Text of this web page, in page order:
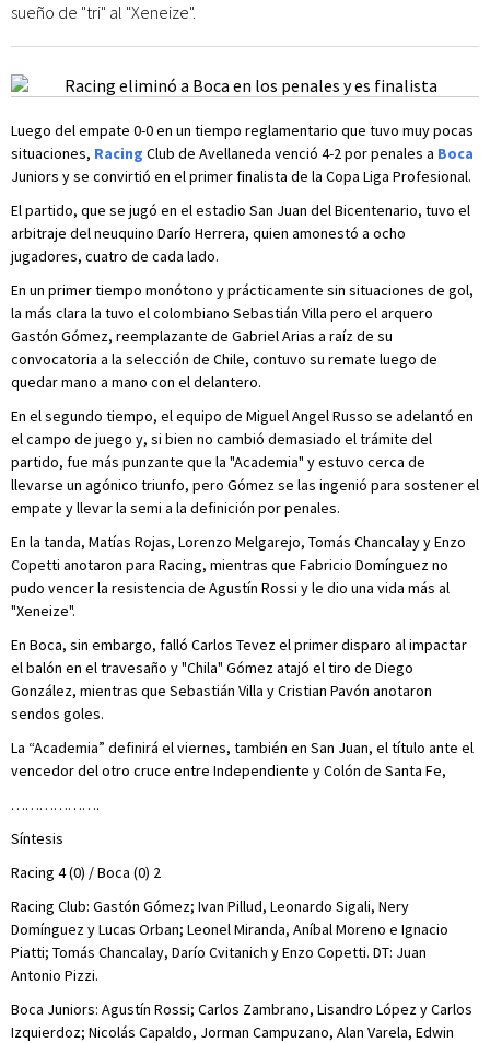
sueño de "tri" al "Xeneize".
Luego del empate 0-0 en un tiempo reglamentario que tuvo muy pocas
situaciones, Racing Club de Avellaneda venció 4-2 por penales a Boca
Juniors y se convirtió en el primer finalista de la Copa Liga Profesional.
El partido, que se jugó en el estadio San Juan del Bicentenario, tuvo el
arbitraje del neuquino Darío Herrera, quien amonestó a ocho
jugadores, cuatro de cada lado.
En un primer tiempo monótono y prácticamente sin situaciones de gol,
la más clara la tuvo el colombiano Sebastián Villa pero el arquero
Gastón Gómez, reemplazante de Gabriel Arias a raíz de su
convocatoria a la selección de Chile, contuvo su remate luego de
quedar mano a mano con el delantero.
En el segundo tiempo, el equipo de Miguel Angel Russo se adelantó en
el campo de juego y, si bien no cambió demasiado el trámite del
partido, fue más punzante que la "Academia" y estuvo cerca de
llevarse un agónico triunfo, pero Gómez se las ingenió para sostener el
empate y llevar la semi a la definición por penales.
En la tanda, Matías Rojas, Lorenzo Melgarejo, Tomás Chancalay y Enzo
Copetti anotaron para Racing, mientras que Fabricio Domínguez no
pudo vencer la resistencia de Agustín Rossi y le dio una vida más al
"Xeneize".
En Boca, sin embargo, falló Carlos Tevez el primer disparo al impactar
el balón en el travesaño y "Chila" Gómez atajó el tiro de Diego
González, mientras que Sebastián Villa y Cristian Pavón anotaron
sendos goles.
La “Academia” definirá el viernes, también en San Juan, el título ante el
vencedor del otro cruce entre Independiente y Colón de Santa Fe,
……………….
Síntesis
Racing 4 (0) / Boca (0) 2
Racing Club: Gastón Gómez; Ivan Pillud, Leonardo Sigali, Nery
Domínguez y Lucas Orban; Leonel Miranda, Aníbal Moreno e Ignacio
Piatti; Tomás Chancalay, Darío Cvitanich y Enzo Copetti. DT: Juan
Antonio Pizzi.
Boca Juniors: Agustín Rossi; Carlos Zambrano, Lisandro López y Carlos
Izquierdoz; Nicolás Capaldo, Jorman Campuzano, Alan Varela, Edwin